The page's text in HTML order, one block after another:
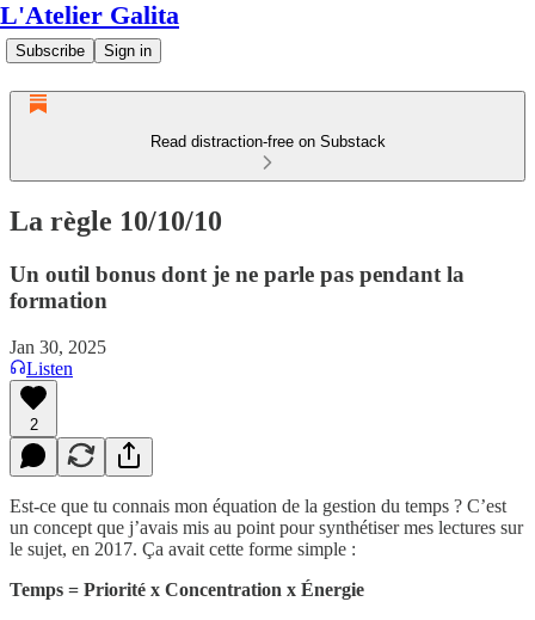
L'Atelier Galita
Subscribe Sign in
Read distraction-free on Substack
La règle 10/10/10
Un outil bonus dont je ne parle pas pendant la
formation
Jan 30, 2025
Listen
2
Est-ce que tu connais mon équation de la gestion du temps ? C’est
un concept que j’avais mis au point pour synthétiser mes lectures sur
le sujet, en 2017. Ça avait cette forme simple :
Temps = Priorité x Concentration x Énergie